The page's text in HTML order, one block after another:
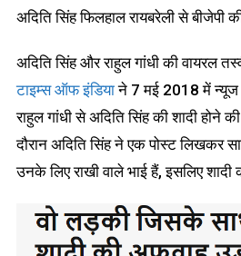
अदिति सिंह फिलहाल रायबरेली से बीजेपी
अदिति सिंह और राहुल गांधी की वायरल
टाइम्स ऑफ इंडियाने 7 मई 2018 में न्यूज
राहुल गांधी से अदिति सिंह की शादी होने
दौरान अदिति सिंह ने एक पोस्ट लिखकर
उनके लिए राखी वाले भाई हैं, इसलिए